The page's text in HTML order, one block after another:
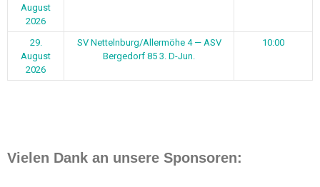
August
2026
29.
August
2026
SV Nettelnburg/Allermöhe 4 — ASV
Bergedorf 85 3. D-Jun.
10:00
Vielen Dank an unsere Sponsoren: